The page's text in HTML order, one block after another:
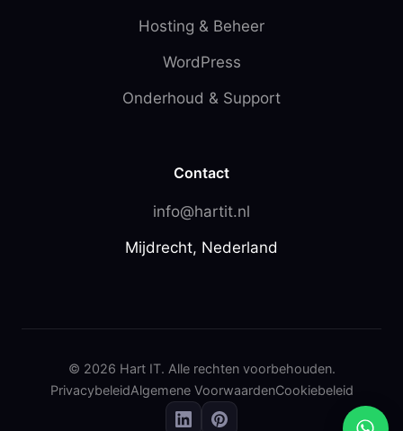
Hosting & Beheer
WordPress
Onderhoud & Support
Contact
info@hartit.nl
Mijdrecht, Nederland
© 2026 Hart IT. Alle rechten voorbehouden.
PrivacybeleidAlgemene VoorwaardenCookiebeleid